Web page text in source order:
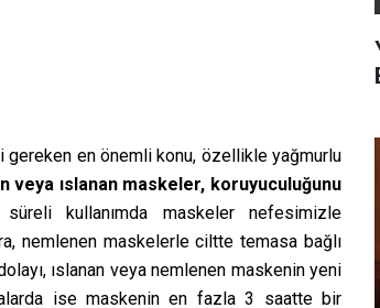
gereken en önemli konu, özellikle yağmurlu
veya ıslanan maskeler, koruyuculuğunu
kullanımda maskeler nefesimizle
nemlenen maskelerle ciltte temasa bağlı
ıslanan veya nemlenen maskenin yeni
ise maskenin en fazla 3 saatte bir